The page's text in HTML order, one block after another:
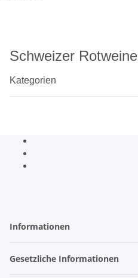
Schweizer Rotweine
Kategorien
Informationen
Gesetzliche Informationen